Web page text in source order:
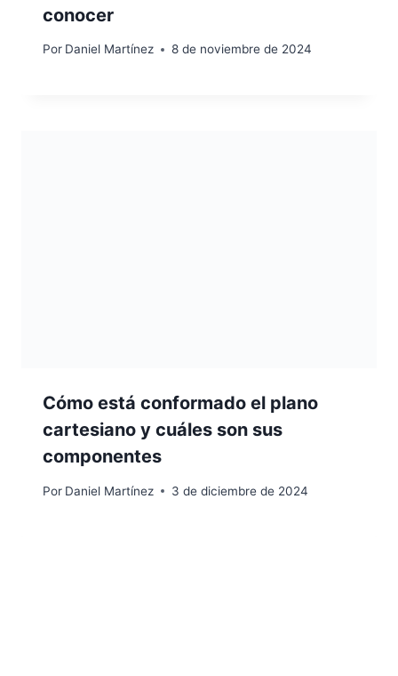
conocer
Por Daniel Martínez 8 de noviembre de 2024
Cómo está conformado el plano
cartesiano y cuáles son sus
componentes
Por Daniel Martínez 3 de diciembre de 2024